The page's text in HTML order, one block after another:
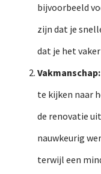
bijvoorbeeld
zijn dat je
dat je het
Vakmanschap:
te kijken naar
de renovatie
nauwkeurig
terwijl een